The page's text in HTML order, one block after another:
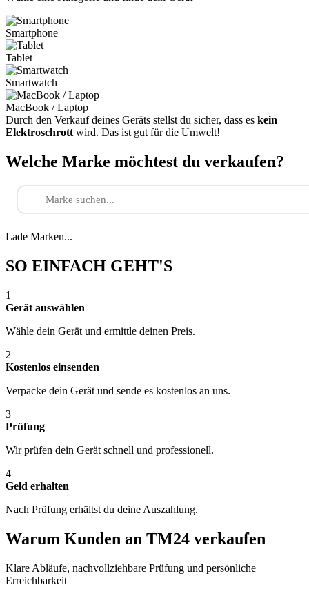
Smartphone
Tablet
Smartwatch
MacBook / Laptop
Durch den Verkauf deines Geräts stellst du sicher, dass es kein
Elektroschrott wird. Das ist gut für die Umwelt!
Welche Marke möchtest du verkaufen?
Lade Marken...
SO EINFACH GEHT'S
1
Gerät auswählen
Wähle dein Gerät und ermittle deinen Preis.
2
Kostenlos einsenden
Verpacke dein Gerät und sende es kostenlos an uns.
3
Prüfung
Wir prüfen dein Gerät schnell und professionell.
4
Geld erhalten
Nach Prüfung erhältst du deine Auszahlung.
Warum Kunden an TM24 verkaufen
Klare Abläufe, nachvollziehbare Prüfung und persönliche
Erreichbarkeit